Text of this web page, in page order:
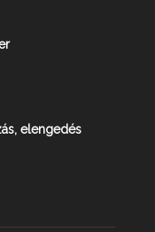
elengedés